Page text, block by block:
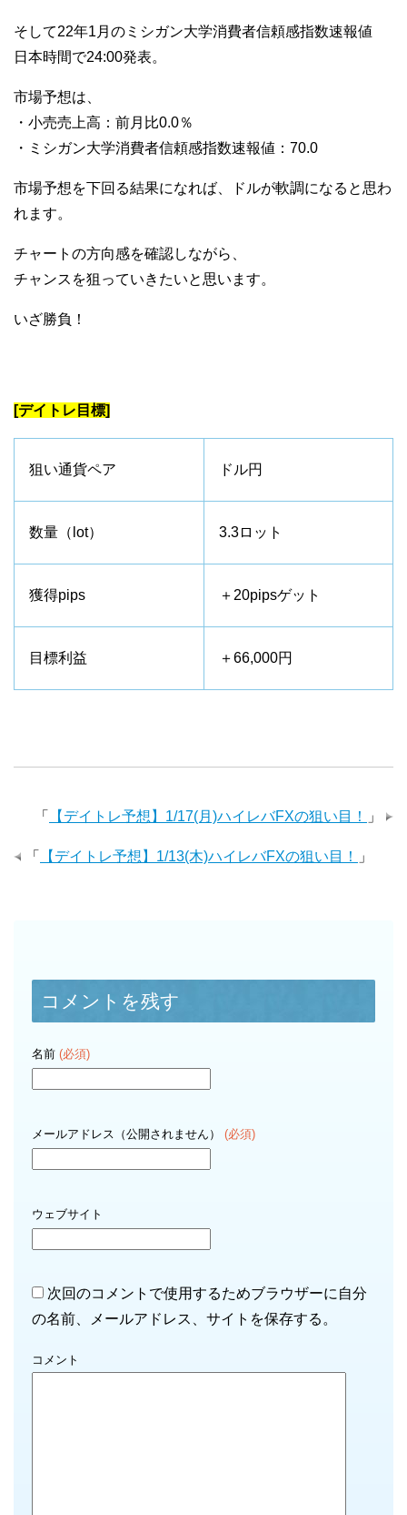
そして22年1月のミシガン大学消費者信頼感指数速報値
日本時間で24:00発表。
市場予想は、
・小売売上高：前月比0.0％
・ミシガン大学消費者信頼感指数速報値：70.0
市場予想を下回る結果になれば、ドルが軟調になると思わ
れます。
チャートの方向感を確認しながら、
チャンスを狙っていきたいと思います。
いざ勝負！
[デイトレ目標]
狙い通貨ペア ドル円
数量（lot） 3.3ロット
獲得pips ＋20pipsゲット
目標利益 ＋66,000円
「 【デイトレ予想】1/17(月)ハイレバFXの狙い目！ 」
「 【デイトレ予想】1/13(木)ハイレバFXの狙い目！ 」
コメントを残す
名前 (必須)
メールアドレス（公開されません） (必須)
ウェブサイト
次回のコメントで使用するためブラウザーに自分
の名前、メールアドレス、サイトを保存する。
コメント